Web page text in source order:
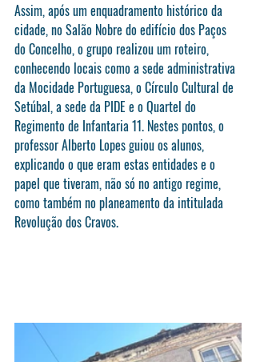
Assim, após um enquadramento histórico da
cidade, no Salão Nobre do edifício dos Paços
do Concelho, o grupo realizou um roteiro,
conhecendo locais como a sede administrativa
da Mocidade Portuguesa, o Círculo Cultural de
Setúbal, a sede da PIDE e o Quartel do
Regimento de Infantaria 11. Nestes pontos, o
professor Alberto Lopes guiou os alunos,
explicando o que eram estas entidades e o
papel que tiveram, não só no antigo regime,
como também no planeamento da intitulada
Revolução dos Cravos.